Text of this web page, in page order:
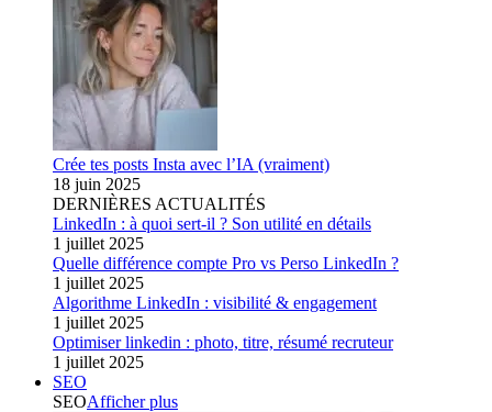
Crée tes posts Insta avec l’IA (vraiment)
18 juin 2025
DERNIÈRES ACTUALITÉS
LinkedIn : à quoi sert-il ? Son utilité en détails
1 juillet 2025
Quelle différence compte Pro vs Perso LinkedIn ?
1 juillet 2025
Algorithme LinkedIn : visibilité & engagement
1 juillet 2025
Optimiser linkedin : photo, titre, résumé recruteur
1 juillet 2025
SEO
SEOAfficher plus